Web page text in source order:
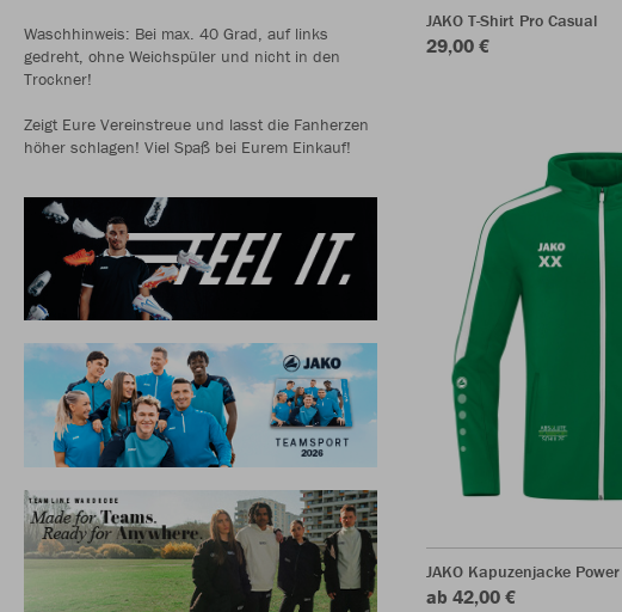
Waschhinweis: Bei max. 40 Grad, auf links
gedreht, ohne Weichspüler und nicht in den
Trockner!
Zeigt Eure Vereinstreue und lasst die Fanherzen
höher schlagen! Viel Spaß bei Eurem Einkauf!
JAKO T-Shirt Pro Casual
29,00 €
JAKO Kapuzenjacke Power
ab 42,00 €